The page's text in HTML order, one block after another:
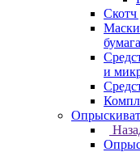
Скотч
бумага
и